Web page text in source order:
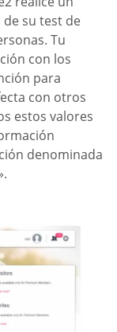
su test de
Tu
con los
para
con otros
estos valores
denominada